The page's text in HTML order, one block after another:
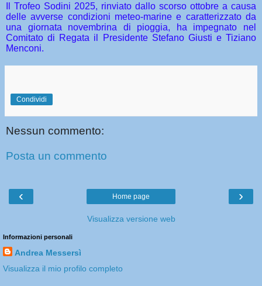
Il Trofeo Sodini 2025, rinviato dallo scorso ottobre a causa
delle avverse condizioni meteo-marine e caratterizzato da
una giornata novembrina di pioggia, ha impegnato nel
Comitato di Regata il Presidente Stefano Giusti e Tiziano
Menconi.
Condividi
Nessun commento:
Posta un commento
‹ ›
Home page
Visualizza versione web
Informazioni personali
Andrea Messersì
Visualizza il mio profilo completo